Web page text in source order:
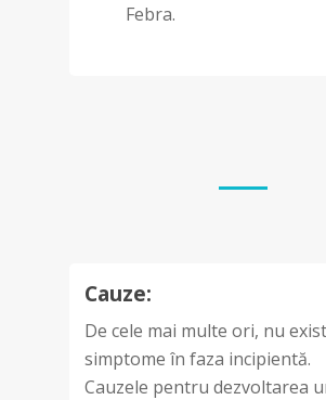
Febra.
Cauze:
De cele mai multe ori, nu
simptome în faza incipientă.
Cauzele pentru dezvoltarea